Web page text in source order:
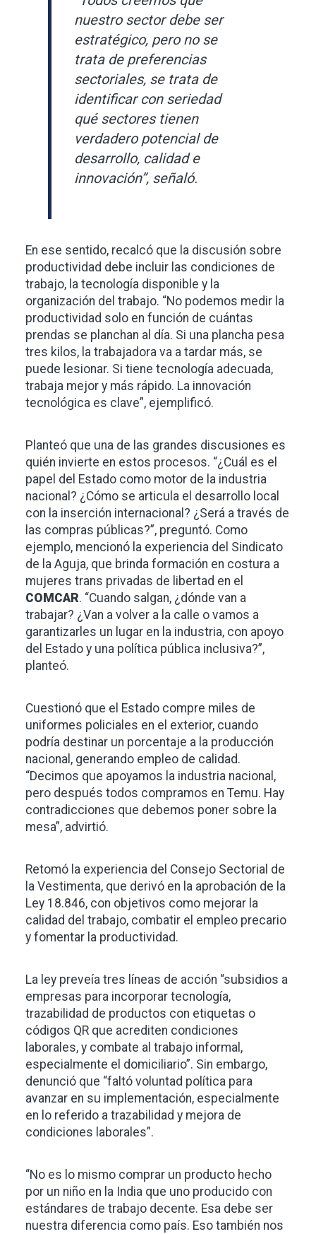
nuestro sector debe ser
estratégico, pero no se
trata de preferencias
sectoriales, se trata de
identificar con seriedad
qué sectores tienen
verdadero potencial de
desarrollo, calidad e
innovación”, señaló.
En ese sentido, recalcó que la discusión sobre
productividad debe incluir las condiciones de
trabajo, la tecnología disponible y la
organización del trabajo. “No podemos medir la
productividad solo en función de cuántas
prendas se planchan al día. Si una plancha pesa
tres kilos, la trabajadora va a tardar más, se
puede lesionar. Si tiene tecnología adecuada,
trabaja mejor y más rápido. La innovación
tecnológica es clave”, ejemplificó.
Planteó que una de las grandes discusiones es
quién invierte en estos procesos. “¿Cuál es el
papel del Estado como motor de la industria
nacional? ¿Cómo se articula el desarrollo local
con la inserción internacional? ¿Será a través de
las compras públicas?”, preguntó. Como
ejemplo, mencionó la experiencia del Sindicato
de la Aguja, que brinda formación en costura a
mujeres trans privadas de libertad en el
COMCAR. “Cuando salgan, ¿dónde van a
trabajar? ¿Van a volver a la calle o vamos a
garantizarles un lugar en la industria, con apoyo
del Estado y una política pública inclusiva?”,
planteó.
Cuestionó que el Estado compre miles de
uniformes policiales en el exterior, cuando
podría destinar un porcentaje a la producción
nacional, generando empleo de calidad.
“Decimos que apoyamos la industria nacional,
pero después todos compramos en Temu. Hay
contradicciones que debemos poner sobre la
mesa”, advirtió.
Retomó la experiencia del Consejo Sectorial de
la Vestimenta, que derivó en la aprobación de la
Ley 18.846, con objetivos como mejorar la
calidad del trabajo, combatir el empleo precario
y fomentar la productividad.
La ley preveía tres líneas de acción “subsidios a
empresas para incorporar tecnología,
trazabilidad de productos con etiquetas o
códigos QR que acrediten condiciones
laborales, y combate al trabajo informal,
especialmente el domiciliario”. Sin embargo,
denunció que “faltó voluntad política para
avanzar en su implementación, especialmente
en lo referido a trazabilidad y mejora de
condiciones laborales”.
“No es lo mismo comprar un producto hecho
por un niño en la India que uno producido con
estándares de trabajo decente. Esa debe ser
nuestra diferencia como país. Eso también nos